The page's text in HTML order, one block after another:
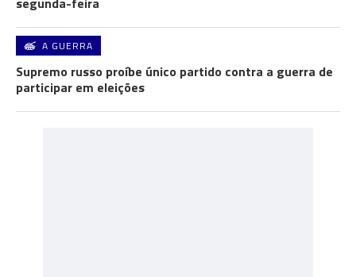
A GUERRA
Supremo russo proíbe único partido contra a guerra de
participar em eleições